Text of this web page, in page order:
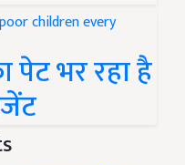
पेट भर रहा है